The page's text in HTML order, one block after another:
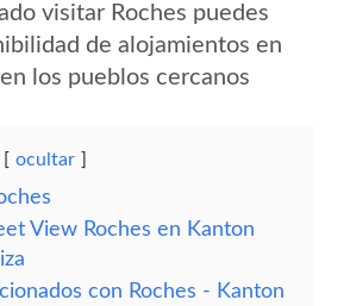
visitar Roches puedes
de alojamientos en
los pueblos cercanos
ocultar
View Roches en Kanton
con Roches - Kanton